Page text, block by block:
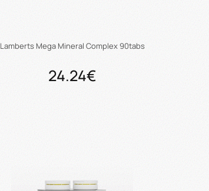
Lamberts Mega Mineral Complex 90tabs
24.24€
Προσθήκη στο καλάθι